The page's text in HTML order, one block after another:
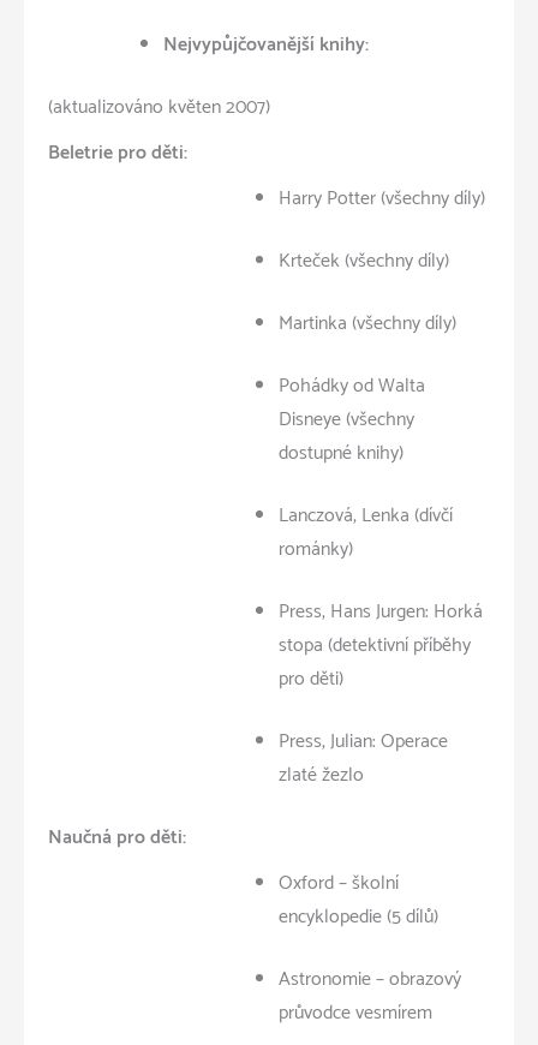
Nejvypůjčovanější knihy:
(aktualizováno květen 2007)
Beletrie pro děti:
Harry Potter (všechny díly)
Krteček (všechny díly)
Martinka (všechny díly)
Pohádky od Walta
Disneye (všechny
dostupné knihy)
Lanczová, Lenka (dívčí
románky)
Press, Hans Jurgen: Horká
stopa (detektivní příběhy
pro děti)
Press, Julian: Operace
zlaté žezlo
Naučná pro děti:
Oxford – školní
encyklopedie (5 dílů)
Astronomie – obrazový
průvodce vesmírem